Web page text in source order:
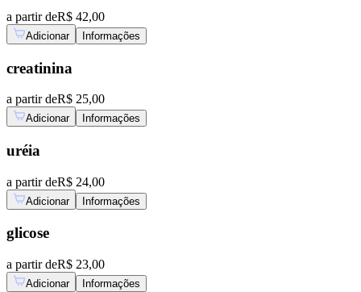
a partir deR$ 42,00
Adicionar Informações
creatinina
a partir deR$ 25,00
Adicionar Informações
uréia
a partir deR$ 24,00
Adicionar Informações
glicose
a partir deR$ 23,00
Adicionar Informações